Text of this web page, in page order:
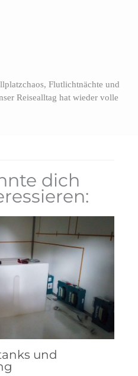
Flutlichtnächte und
Reisealltag hat wieder volle
dich
und